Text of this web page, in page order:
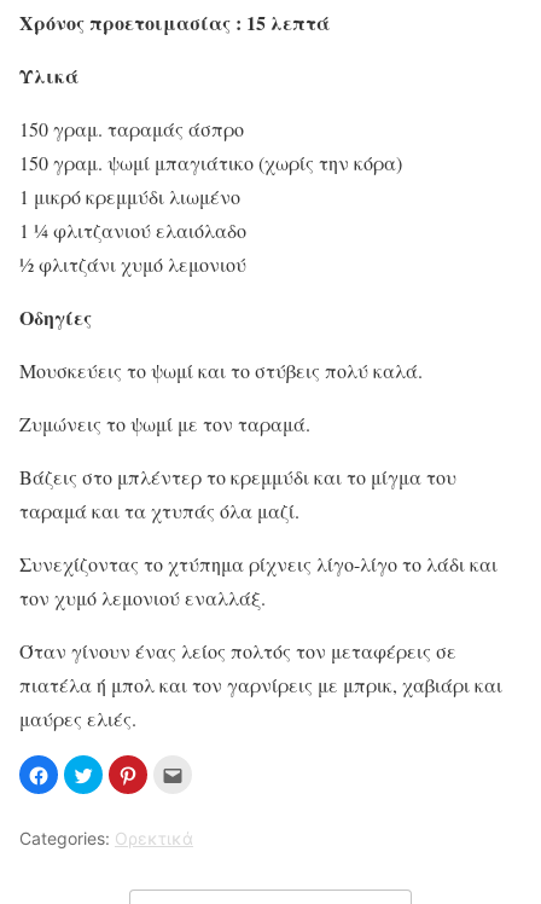
Χρόνος προετοιμασίας : 15 λεπτά
Υλικά
150 γραμ. ταραμάς άσπρο
150 γραμ. ψωμί μπαγιάτικο (χωρίς την κόρα)
1 μικρό κρεμμύδι λιωμένο
1 ¼ φλιτζανιού ελαιόλαδο
½ φλιτζάνι χυμό λεμονιού
Οδηγίες
Μουσκεύεις το ψωμί και το στύβεις πολύ καλά.
Ζυμώνεις το ψωμί με τον ταραμά.
Βάζεις στο μπλέντερ το κρεμμύδι και το μίγμα του
ταραμά και τα χτυπάς όλα μαζί.
Συνεχίζοντας το χτύπημα ρίχνεις λίγο-λίγο το λάδι και
τον χυμό λεμονιού εναλλάξ.
Όταν γίνουν ένας λείος πολτός τον μεταφέρεις σε
πιατέλα ή μπολ και τον γαρνίρεις με μπρικ, χαβιάρι και
μαύρες ελιές.
Categories: Ορεκτικά